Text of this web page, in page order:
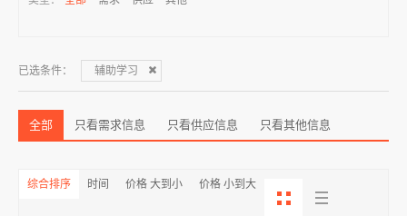
已选条件： 辅助学习
全部 只看需求信息 只看供应信息 只看其他信息
综合排序 时间 价格 大到小 价格 小到大